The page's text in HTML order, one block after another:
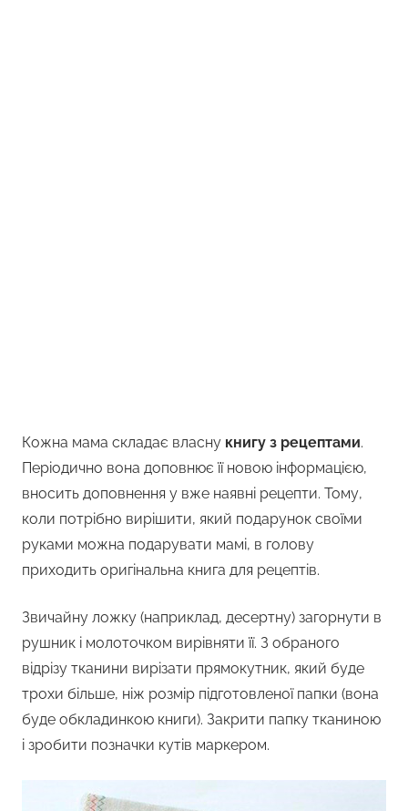
Кожна мама складає власну книгу з рецептами.
Періодично вона доповнює її новою інформацією,
вносить доповнення у вже наявні рецепти. Тому,
коли потрібно вирішити, який подарунок своїми
руками можна подарувати мамі, в голову
приходить оригінальна книга для рецептів.
Звичайну ложку (наприклад, десертну) загорнути в
рушник і молоточком вирівняти її. З обраного
відрізу тканини вирізати прямокутник, який буде
трохи більше, ніж розмір підготовленої папки (вона
буде обкладинкою книги). Закрити папку тканиною
і зробити позначки кутів маркером.